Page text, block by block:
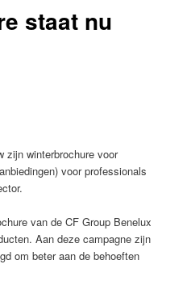
staat nu
zijn winterbrochure voor
voor professionals
van de CF Group Benelux
Aan deze campagne zijn
om beter aan de behoeften